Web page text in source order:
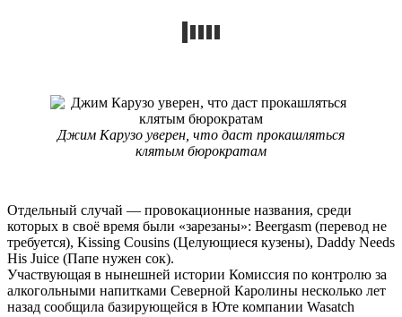
Джим Карузо уверен, что даст прокашляться
клятым бюрократам
Отдельный случай — провокационные названия, среди
которых в своё время были «зарезаны»: Beergasm (перевод не
требуется), Kissing Cousins (Целующиеся кузены), Daddy Needs
His Juice (Папе нужен сок).
Участвующая в нынешней истории Комиссия по контролю за
алкогольными напитками Северной Каролины несколько лет
назад сообщила базирующейся в Юте компании Wasatch